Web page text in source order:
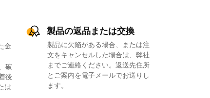
金
破
後
は
製品の返品または交換
製品に欠陥がある場合、または注
文をキャンセルした場合は、弊社
までご連絡ください。返送先住所
とご案内を電子メールでお送りし
ます。